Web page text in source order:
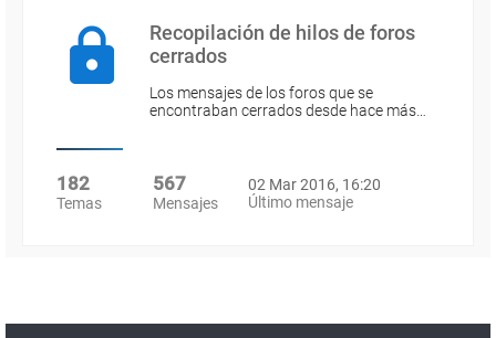
Recopilación de hilos de foros
cerrados
Los mensajes de los foros que se
encontraban cerrados desde hace más…
182
Temas
567
Mensajes
02 Mar 2016, 16:20
Último mensaje